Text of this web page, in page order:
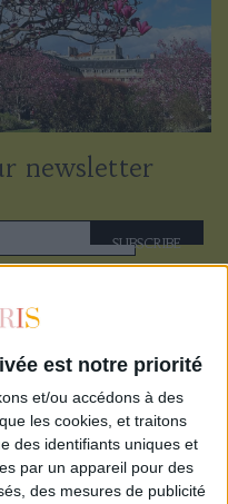
est notre priorité
et/ou accédons à des
les cookies, et traitons
des identifiants uniques et
par un appareil pour des
des mesures de publicité
newsletter
SUBSCRIBE